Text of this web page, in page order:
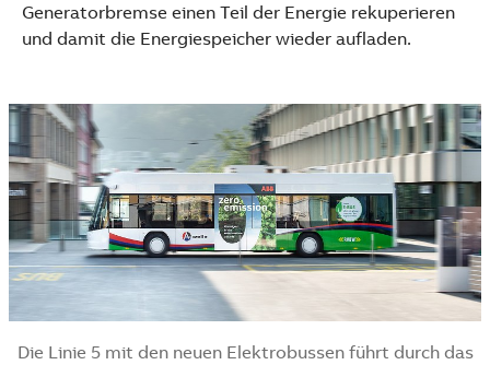
Generatorbremse einen Teil der Energie rekuperieren
und damit die Energiespeicher wieder aufladen.
Die Linie 5 mit den neuen Elektrobussen führt durch das